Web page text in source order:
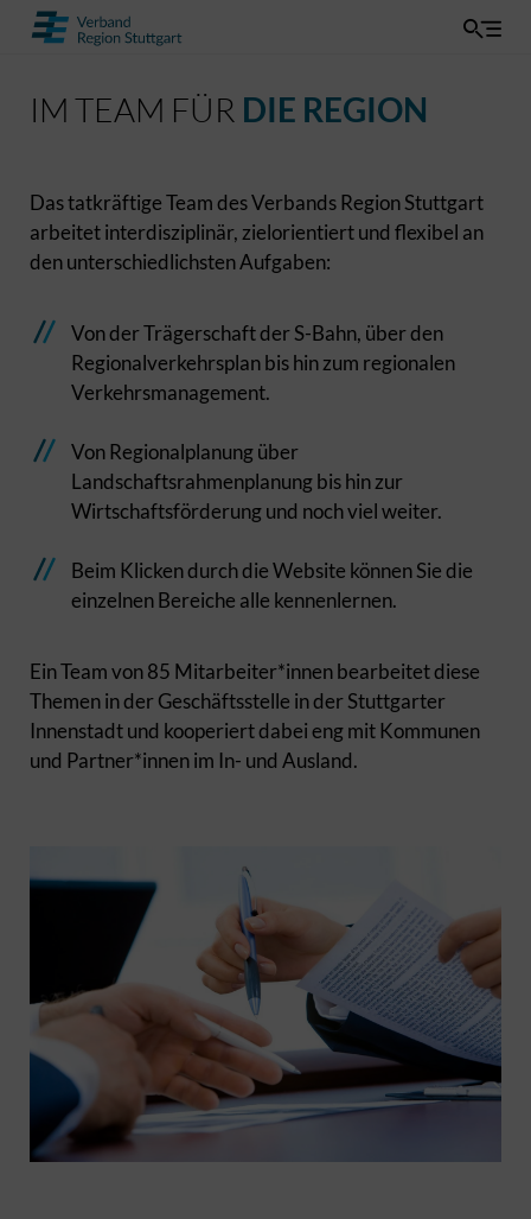
IM TEAM FÜR DIE REGION
Das tatkräftige Team des Verbands Region Stuttgart
arbeitet interdisziplinär, zielorientiert und flexibel an
den unterschiedlichsten Aufgaben:
Von der Trägerschaft der S-Bahn, über den
Regionalverkehrsplan bis hin zum regionalen
Verkehrsmanagement.
Von Regionalplanung über
Landschaftsrahmenplanung bis hin zur
Wirtschaftsförderung und noch viel weiter.
Beim Klicken durch die Website können Sie die
einzelnen Bereiche alle kennenlernen.
Ein Team von 85 Mitarbeiter*innen bearbeitet diese
Themen in der Geschäftsstelle in der Stuttgarter
Innenstadt und kooperiert dabei eng mit Kommunen
und Partner*innen im In- und Ausland.